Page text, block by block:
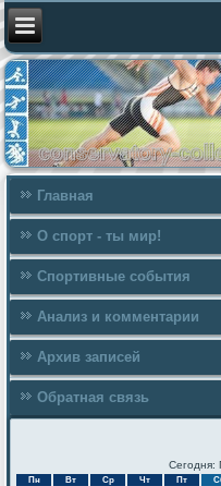
Главная
О спорт - ты мир!
Спортивные события
Анализ и комментарии
Архив записей
Обратная связь
Сегодня:
Пн Вт Ср Чт Пт